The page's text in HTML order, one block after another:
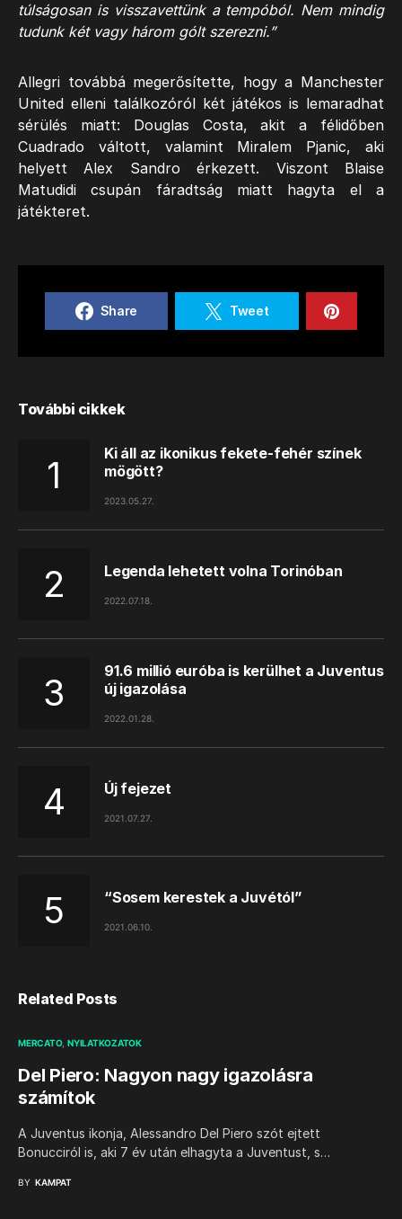
túlságosan is visszavettünk a tempóból. Nem mindig
tudunk két vagy három gólt szerezni.”
Allegri továbbá megerősítette, hogy a Manchester
United elleni találkozóról két játékos is lemaradhat
sérülés miatt: Douglas Costa, akit a félidőben
Cuadrado váltott, valamint Miralem Pjanic, aki
helyett Alex Sandro érkezett. Viszont Blaise
Matudidi csupán fáradtság miatt hagyta el a
játékteret.
Share Tweet
További cikkek
Ki áll az ikonikus fekete-fehér színek
mögött?
2023.05.27.
Legenda lehetett volna Torinóban
2022.07.18.
91.6 millió euróba is kerülhet a Juventus
új igazolása
2022.01.28.
Új fejezet
2021.07.27.
“Sosem kerestek a Juvétól”
2021.06.10.
Related Posts
MERCATO NYILATKOZATOK
Del Piero: Nagyon nagy igazolásra
számítok
A Juventus ikonja, Alessandro Del Piero szót ejtett
Bonucciról is, aki 7 év után elhagyta a Juventust, s…
BY KAMPAT